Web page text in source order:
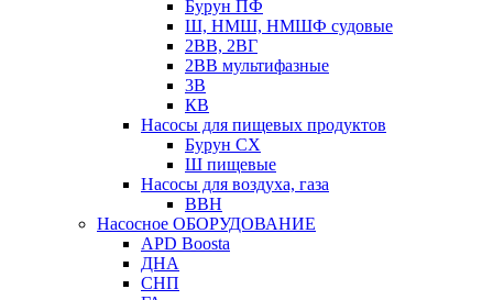
Бурун ПФ
Ш, НМШ, НМШФ судовые
2ВВ, 2ВГ
2ВВ мультифазные
3В
КВ
Насосы для пищевых продуктов
Бурун СХ
Ш пищевые
Насосы для воздуха, газа
ВВН
Насосное ОБОРУДОВАНИЕ
APD Boosta
ДНА
СНП